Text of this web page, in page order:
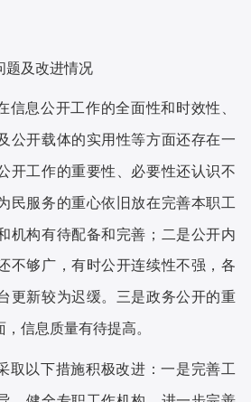
题及改进情况
信息公开工作的全面性和时效性、
公开载体的实用性等方面还存在一
开工作的重要性、必要性还认识不
民服务的重心依旧放在完善本职工
机构有待配备和完善；二是公开内
不够广，有时公开连续性不强，各
更新较为迟缓。三是政务公开的重
信息质量有待提高。
取以下措施积极改进：一是完善工